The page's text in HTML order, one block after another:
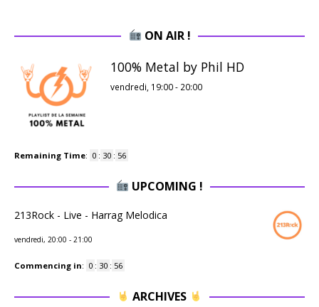
ON AIR !
100% Metal by Phil HD
vendredi, 19:00- 20:00
Remaining Time: 0 : 30 : 55
UPCOMING !
213Rock - Live - Harrag Melodica
vendredi, 20:00 - 21:00
Commencing in: 0 : 30 : 55
ARCHIVES